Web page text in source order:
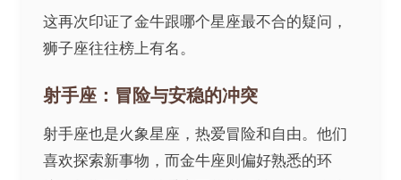
这再次印证了金牛跟哪个星座最不合的疑问，
狮子座往往榜上有名。
射手座：冒险与安稳的冲突
射手座也是火象星座，热爱冒险和自由。他们
喜欢探索新事物，而金牛座则偏好熟悉的环